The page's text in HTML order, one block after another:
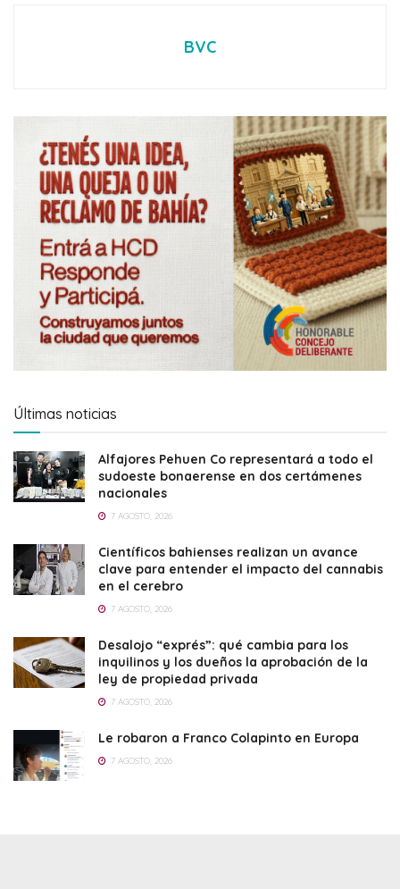
BVC
Últimas noticias
Alfajores Pehuen Co representará a todo el
sudoeste bonaerense en dos certámenes
nacionales
7 AGOSTO, 2026
Científicos bahienses realizan un avance
clave para entender el impacto del cannabis
en el cerebro
7 AGOSTO, 2026
Desalojo “exprés”: qué cambia para los
inquilinos y los dueños la aprobación de la
ley de propiedad privada
7 AGOSTO, 2026
Le robaron a Franco Colapinto en Europa
7 AGOSTO, 2026